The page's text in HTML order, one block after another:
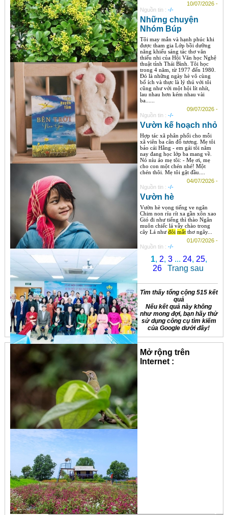
10/07/2026 -
Nguồn tin : -/-
Những chuyện
Nhóm Búp
Tôi may mắn và hạnh phúc khi
được tham gia Lớp bồi dưỡng
năng khiếu sáng tác thơ văn
thiếu nhi của Hội Văn học Nghệ
thuật tỉnh Thái Bình. Tôi học
trong 4 năm, từ 1977 đến 1980.
Đó là những ngày hè vô cùng
bổ ích và thực là lý thú với tôi
cũng như với một hội lít nhít,
lau nhau hơn kém nhau vài
ba......
09/07/2026 -
Nguồn tin : -/-
Vườn kế hoạch nhỏ
Hợp tác xã phân phối cho mỗi
xã viên ba cân đỗ tương. Mẹ tôi
bảo cái Hằng - em gái tôi năm
nay đang học lớp ba mang về.
Nó níu áo mẹ tôi: - Mẹ ơi, mẹ
cho con một chén nhé! Một
chén thôi. Mẹ tôi gật đầu....
04/07/2026 -
Nguồn tin : -/-
Vườn hè
Vườn hè vọng tiếng ve ngân
Chim non ríu rít xa gần xôn xao
Gió đi như tiếng thì thào Ngân
muôn chiếc lá vẫy chào trong
cây Lá nhưđôi mắtthơ ngây...
01/07/2026 -
Nguồn tin : -/-
1, 2, 3... 24, 25,
26
Trang sau
Tìm thấy tổng cộng 515 kết
quả
Nếu kết quả này không
như mong đợi, bạn hãy thử
sử dụng công cụ tìm kiếm
của Google dưới đây!
Mở rộng trên
Internet :